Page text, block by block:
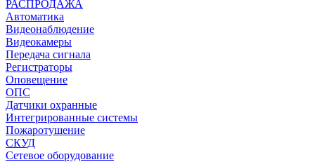
РАСПРОДАЖА
Автоматика
Видеонаблюдение
Видеокамеры
Передача сигнала
Регистраторы
Оповещение
ОПС
Датчики охранные
Интегрированные системы
Пожаротушение
СКУД
Сетевое оборудование